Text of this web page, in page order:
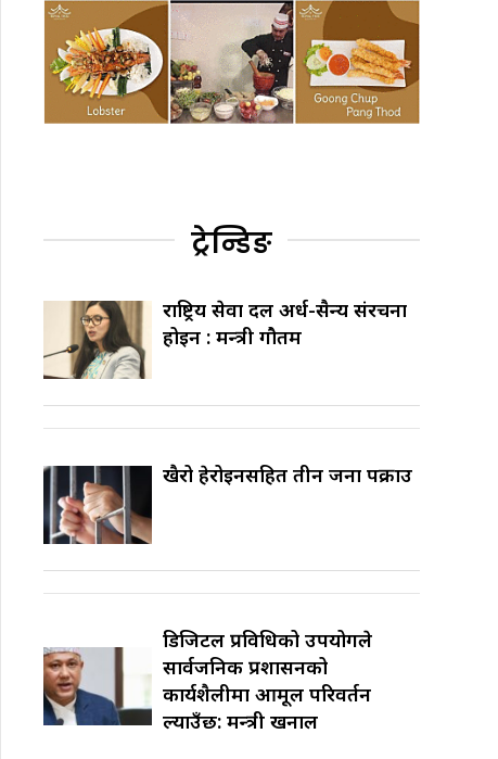
ट्रेन्डिङ
राष्ट्रिय सेवा दल अर्ध-सैन्य संरचना
होइन : मन्त्री गौतम
खैरो हेरोइनसहित तीन जना पक्राउ
डिजिटल प्रविधिको उपयोगले
सार्वजनिक प्रशासनको
कार्यशैलीमा आमूल परिवर्तन
ल्याउँछ: मन्त्री खनाल